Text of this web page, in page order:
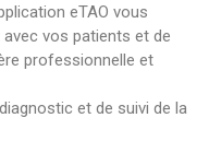
eTAO vous
vos patients et de
professionnelle et
et de suivi de la